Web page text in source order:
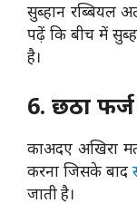
सुब्हान रब्बियल
पढ़ें कि बीच में
है।
6. छठा
काअदए अखिरा
करना जिसके बाद
जाती है।